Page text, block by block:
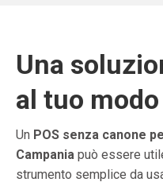
Una
al tuo
Un POS senza canone
Campania può essere
strumento semplice da